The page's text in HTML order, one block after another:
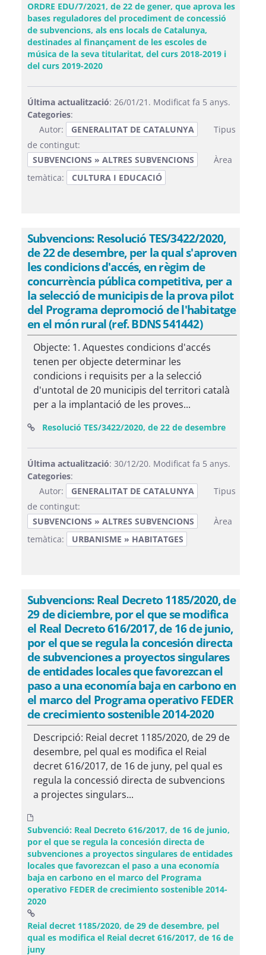
ORDRE EDU/7/2021, de 22 de gener, que aprova les
bases reguladores del procediment de concessió
de subvencions, als ens locals de Catalunya,
destinades al finançament de les escoles de
música de la seva titularitat, del curs 2018-2019 i
del curs 2019-2020(Obre una finestra nova)
Última actualització: 26/01/21. Modificat fa 5 anys.
Categories:
Autor:
GENERALITAT DE CATALUNYA
Tipus
de contingut:
SUBVENCIONS » ALTRES SUBVENCIONS
Àrea
temàtica:
CULTURA I EDUCACIÓ
Subvencions: Resolució TES/3422/2020,
de 22 de desembre, per la qual s'aproven
les condicions d'accés, en règim de
concurrència pública competitiva, per a
la selecció de municipis de la prova pilot
del Programa depromoció de l'habitatge
en el món rural (ref. BDNS 541442)
Objecte: 1. Aquestes condicions d'accés
tenen per objecte determinar les
condicions i requisits per a la selecció
d'untotal de 20 municipis del territori català
per a la implantació de les proves...
Resolució TES/3422/2020, de 22 de desembre(Obre
Última actualització: 30/12/20. Modificat fa 5 anys.
Categories:
Autor:
GENERALITAT DE CATALUNYA
Tipus
de contingut:
SUBVENCIONS » ALTRES SUBVENCIONS
Àrea
temàtica:
URBANISME » HABITATGES
Subvencions: Real Decreto 1185/2020, de
29 de diciembre, por el que se modifica
el Real Decreto 616/2017, de 16 de junio,
por el que se regula la concesión directa
de subvenciones a proyectos singulares
de entidades locales que favorezcan el
paso a una economía baja en carbono en
el marco del Programa operativo FEDER
de crecimiento sostenible 2014-2020
Descripció: Reial decret 1185/2020, de 29 de
desembre, pel qual es modifica el Reial
decret 616/2017, de 16 de juny, pel qual es
regula la concessió directa de subvencions
a projectes singulars...
Subvenció: Real Decreto 616/2017, de 16 de junio,
por el que se regula la concesión directa de
subvenciones a proyectos singulares de entidades
locales que favorezcan el paso a una economía
baja en carbono en el marco del Programa
operativo FEDER de crecimiento sostenible 2014-
2020
Reial decret 1185/2020, de 29 de desembre, pel
qual es modifica el Reial decret 616/2017, de 16 de
juny(Obre una finestra nova)